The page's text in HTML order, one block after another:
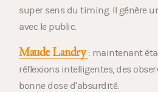
super sens du timing. Il génère
avec le public.
Maude Landry: maintenant
réflexions intelligentes, des
bonne dose d’absurdité.